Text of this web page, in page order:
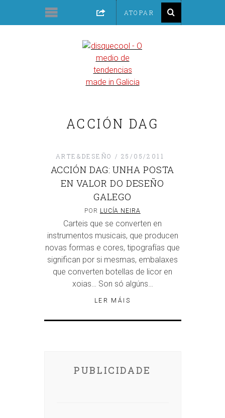
ACCIÓN DAG
ARTE&DESEÑO 25/05/2011
ACCIÓN DAG: UNHA POSTA
EN VALOR DO DESEÑO
GALEGO
POR LUCÍA NEIRA
Carteis que se converten en
instrumentos musicais, que producen
novas formas e cores, tipografías que
significan por si mesmas, embalaxes
que converten botellas de licor en
xoias… Son só algúns…
LER MÁIS
PUBLICIDADE